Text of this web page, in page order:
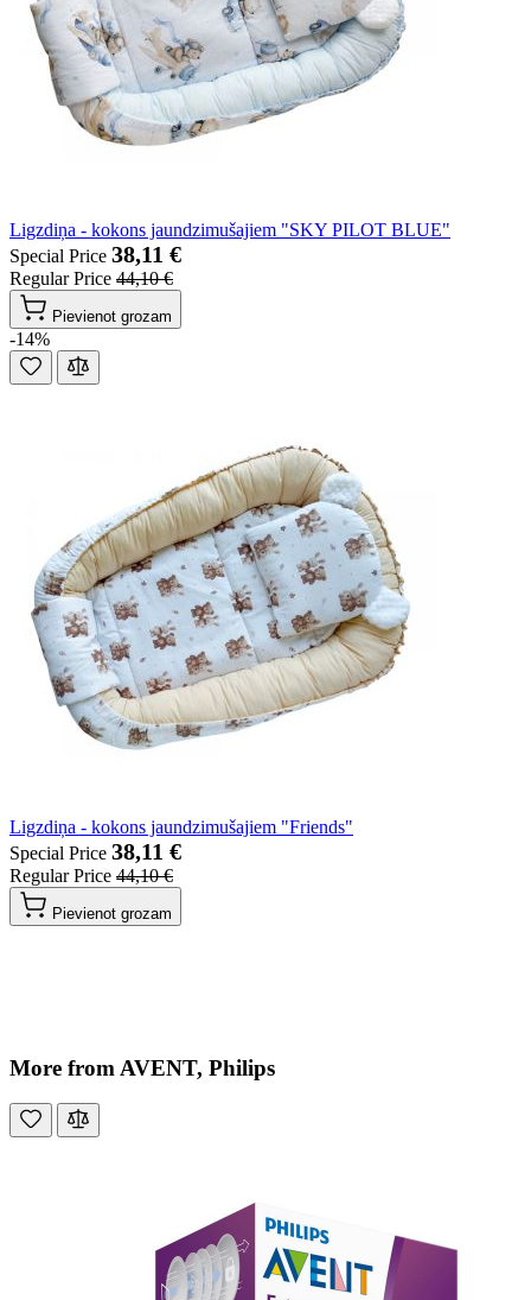
Ligzdiņa - kokons jaundzimušajiem "SKY PILOT BLUE"
Special Price 38,11 €
Regular Price 44,10 €
Pievienot grozam
-14%
Ligzdiņa - kokons jaundzimušajiem "Friends"
Special Price 38,11 €
Regular Price 44,10 €
Pievienot grozam
More from AVENT, Philips